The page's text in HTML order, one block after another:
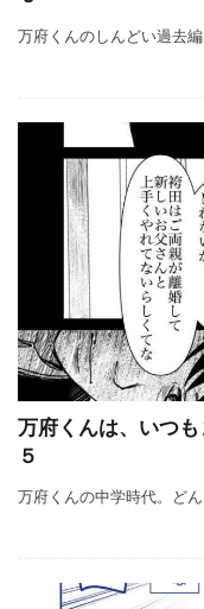
万府くんのしんどい過去
万府くんは、いつ
５
万府くんの中学時代。ど